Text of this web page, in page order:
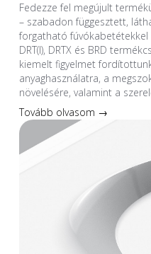
Fedezze fel megújult
– szabadon függesztett,
forgatható fúvókabetétekkel
DRT(I), DRTX és BRD
kiemelt figyelmet
anyaghasználatra, a
növelésére, valamint a
Tovább olvasom →